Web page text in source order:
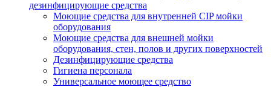
дезинфицирующие средства
Моющие средства для внутренней CIP мойки
оборудования
Моющие средства для внешней мойки
оборудования, стен, полов и других поверхностей
Дезинфицирующие средства
Гигиена персонала
Универсальное моющее средство